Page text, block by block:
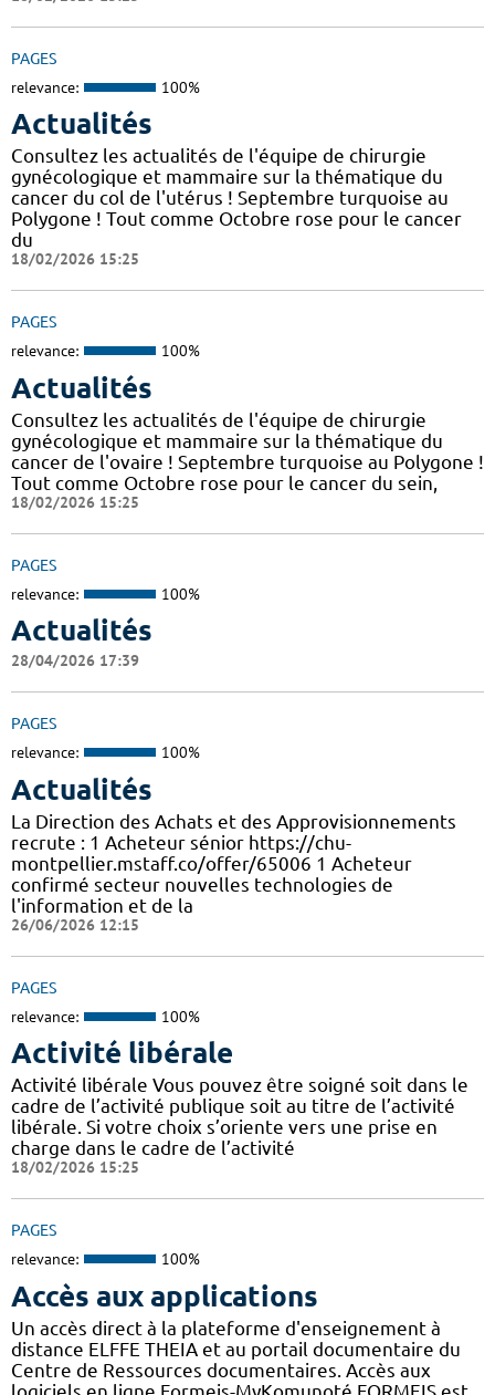
PAGES
relevance: 100%
Actualités
Consultez les actualités de l'équipe de chirurgie
gynécologique et mammaire sur la thématique du
cancer du col de l'utérus ! Septembre turquoise au
Polygone ! Tout comme Octobre rose pour le cancer
du
18/02/2026 15:25
PAGES
relevance: 100%
Actualités
Consultez les actualités de l'équipe de chirurgie
gynécologique et mammaire sur la thématique du
cancer de l'ovaire ! Septembre turquoise au Polygone !
Tout comme Octobre rose pour le cancer du sein,
18/02/2026 15:25
PAGES
relevance: 100%
Actualités
28/04/2026 17:39
PAGES
relevance: 100%
Actualités
La Direction des Achats et des Approvisionnements
recrute : 1 Acheteur sénior https://chu-
montpellier.mstaff.co/offer/65006 1 Acheteur
confirmé secteur nouvelles technologies de
l'information et de la
26/06/2026 12:15
PAGES
relevance: 100%
Activité libérale
Activité libérale Vous pouvez être soigné soit dans le
cadre de l’activité publique soit au titre de l’activité
libérale. Si votre choix s’oriente vers une prise en
charge dans le cadre de l’activité
18/02/2026 15:25
PAGES
relevance: 100%
Accès aux applications
Un accès direct à la plateforme d'enseignement à
distance ELFFE THEIA et au portail documentaire du
Centre de Ressources documentaires. Accès aux